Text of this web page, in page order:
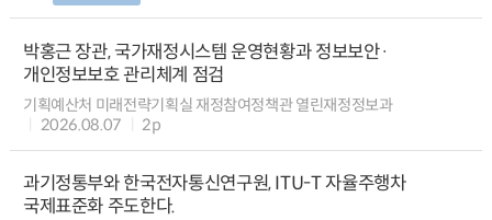
박홍근 장관, 국가재정시스템 운영현황과 정보보안·
개인정보보호 관리체계 점검
기획예산처 미래전략기획실 재정참여정책관 열린재정정보과
2026.08.07
2p
과기정통부와 한국전자통신연구원, ITU-T 자율주행차
국제표준화 주도한다.